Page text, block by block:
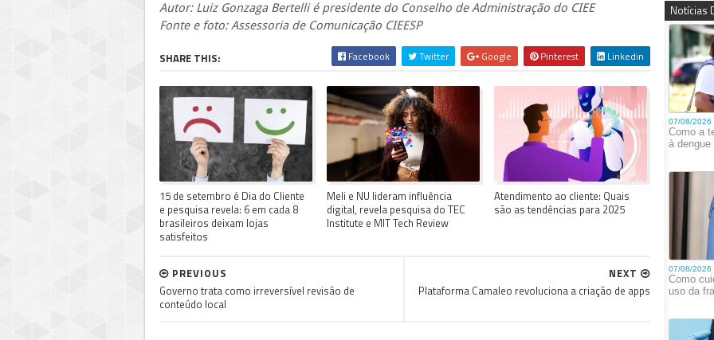
Autor: Luiz Gonzaga Bertelli é presidente do Conselho de Administração do CIEE
Fonte e foto: Assessoria de Comunicação CIEESP
SHARE THIS: Facebook Twitter Google Pinterest Linkedin
15 de setembro é Dia do Cliente
e pesquisa revela: 6 em cada 8
brasileiros deixam lojas
satisfeitos
Meli e NU lideram influência
digital, revela pesquisa do TEC
Institute e MIT Tech Review
Atendimento ao cliente: Quais
são as tendências para 2025
NEXT
Plataforma Camaleo revoluciona a criação de apps
PREVIOUS
Governo trata como irreversível revisão de
conteúdo local
Notícias